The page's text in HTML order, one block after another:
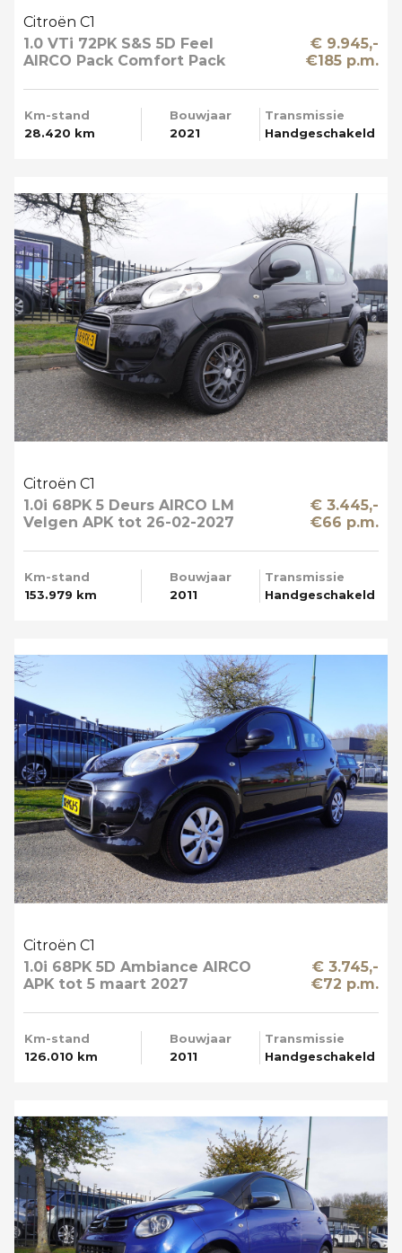
Citroën C1
1.0 VTi 72PK S&S 5D Feel
AIRCO Pack Comfort Pack
€ 9.945,-
€185 p.m.
Km-stand
28.420 km
Bouwjaar
2021
Transmissie
Handgeschakeld
Citroën C1
1.0i 68PK 5 Deurs AIRCO LM
Velgen APK tot 26-02-2027
€ 3.445,-
€66 p.m.
Km-stand
153.979 km
Bouwjaar
2011
Transmissie
Handgeschakeld
Citroën C1
1.0i 68PK 5D Ambiance AIRCO
APK tot 5 maart 2027
€ 3.745,-
€72 p.m.
Km-stand
126.010 km
Bouwjaar
2011
Transmissie
Handgeschakeld